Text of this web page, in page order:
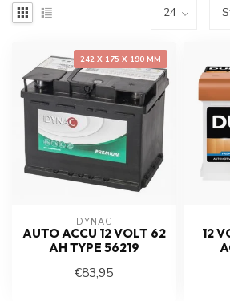
242 X 175 X 190 MM
DYNAC
AUTO ACCU 12 VOLT 62
AH TYPE 56219
€83,95
12